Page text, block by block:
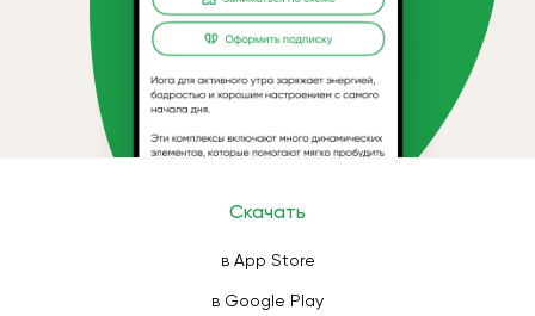
Скачать
в App Store
в Google Play